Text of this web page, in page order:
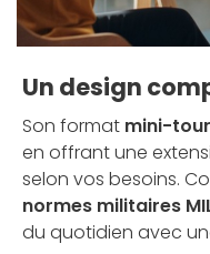
Un design
Son format mini-tour
en offrant une
selon vos besoins.
normes militaires
du quotidien avec